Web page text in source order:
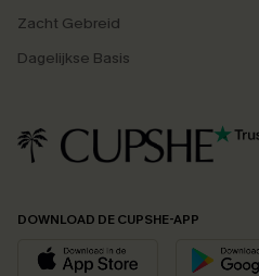
Zacht Gebreid
Dagelijkse Basis
DOWNLOAD DE CUPSHE-APP